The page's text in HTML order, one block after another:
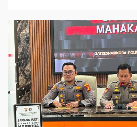
3 min read